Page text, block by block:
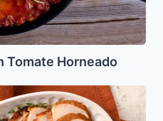
Tomate Horneado